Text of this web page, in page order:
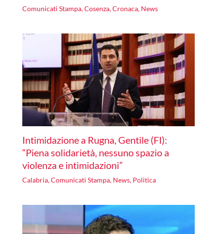
Comunicati Stampa,Cosenza,Cronaca, News
Intimidazione a Rugna, Gentile (FI):
“Piena solidarietà, nessuno spazio a
violenza e intimidazioni”
Calabria,Comunicati Stampa, News, Politica